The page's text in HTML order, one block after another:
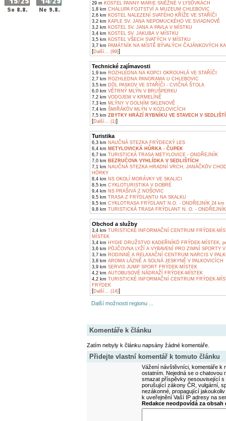
29 m KOSTEL PANNY MARIE SNĚŽNÉ V LYSŮVKÁCH
1,8 km CHALUPA FOJTSTVÍ A MUZEUM CHLEBOVIC
2,6 km KOSTEL NALEZENÍ SVATÉHO KŘÍŽE VE STAŘÍČI
3,2 km KAPLE SV. JANA NEPOMUCKÉHO VE SVIADNOVĚ
3,2 km KOSTEL SV. JANA A PAVLA V MÍSTKU
3,4 km KOSTEL SV. JAKUBA V MÍSTKU
3,5 km KOSTEL VŠECH SVATÝCH V MÍSTKU
3,7 km PAMÁTNÍK NA MÍSTĚ BÝVALÝCH ČAJÁNKOVÝCH
[Další... (99)]
Technické zajímavosti
1,9 km ROZHLEDNA NA KOPCI OKROUHLÁ VE STAŘÍČI
2,7 km ROZHLEDNA PANORAMA U CHLEBOVIC
3,5 km DŮL PASKOV VE STAŘÍČI - CVIČNÁ ŠTOLA
6,0 km VĚTRNÝ MLÝN V BRUŠPERKU
7,2 km VODOJEM V KRMELÍNĚ
7,3 km MLÝNY V DOLNÍM SKLENOVĚ
7,4 km ŠMIŘÁKŮV MLÝN V KOZLOVICÍCH
7,5 km ZBYTKY HRÁZÍ RYBNÍKU VE STAVECH V
[Další... (1)]
Turistika
6,3 km NAUČNÁ STEZKA FRÝDECKÝ LES
6,4 km METYLOVICKÁ HŮRKA - ČUPEK
6,7 km TURISTICKÁ TRASA METYLOVICE - ONDŘEJNÍK
7,0 km BEZRUČOVA VYHLÍDKA V SEDLIŠTÍCH
7,1 km NAUČNÁ STEZKA HRADNÍ VRCH, JANÁČKŮV
HŮRKY
8,4 km NS OKOLÍ MORÁVKY VE SKALICI
8,5 km CYKLOTURISTIKA V DOBRÉ
9,4 km NS PRAŠIVÁ Z NOŠOVIC
9,5 km TRASA Z FRÝDLANTU NA SKALKU
9,5 km CYKLOTRASA FRÝDLANT N.O. - ONDŘEJNÍK 24 km
9,8 km TURISTICKÁ TRASA FRÝDLANT N. O. - ONDŘEJNÍK
Obchod a služby
3,4 km TURISTICKÉ INFORMAČNÍ CENTRUM FRÝDEK-
MÍSTEK
3,4 km HYGIE DRUŽSTVO KADEŘNÍKŮ FRÝDEK-MÍSTEK,
3,6 km PŮJČOVNA LYŽÍ A VYBAVENÍ PRO ZIMNÍ SPORTY
3,7 km RODINNÉ A RELAXAČNÍ CENTRUM NARCIS V
3,8 km AROMA LÁZNĚ A SOLNÁ JESKYNĚ V PALKOVICÍCH
3,9 km SERVIS JUMP SPORT FRÝDEK-MÍSTEK
4,2 km AUTOBUSOVÉ NÁDRAŽÍ FRÝDEK-MÍSTEK
4,2 km TURISTICKÉ INFORMAČNÍ CENTRUM FRÝDEK-
FRÝDEK
[Další... (14)]
Další možnosti regionu ...
Komentáře k článku
Zatím nebyly k článku napsány žádné komentáře.
Přidejte vlastní komentář k tomuto článku
Vážení návštěvníci, komentáře k
ostatním. Nejedná se o
smazat příspěvky nesouvisející
porušující zákony ČR, vulgární,
nezákonné, propagující
k uveřejnění Vaší IP adresy na
Redakce neodpovídá za